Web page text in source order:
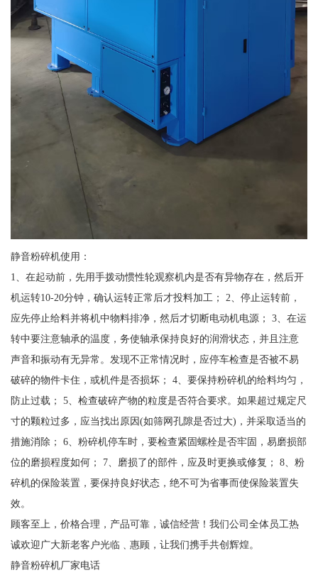
静音粉碎机使用：
1、在起动前，先用手拨动惯性轮观察机内是否有异物存在，然后开
机运转10-20分钟，确认运转正常后才投料加工； 2、停止运转前，
应先停止给料并将机中物料排净，然后才切断电动机电源； 3、在运
转中要注意轴承的温度，务使轴承保持良好的润滑状态，并且注意
声音和振动有无异常。发现不正常情况时，应停车检查是否被不易
破碎的物件卡住，或机件是否损坏； 4、要保持粉碎机的给料均匀，
防止过载； 5、检查破碎产物的粒度是否符合要求。如果超过规定尺
寸的颗粒过多，应当找出原因(如筛网孔隙是否过大)，并采取适当的
措施消除； 6、粉碎机停车时，要检查紧固螺栓是否牢固，易磨损部
位的磨损程度如何； 7、磨损了的部件，应及时更换或修复； 8、粉
碎机的保险装置，要保持良好状态，绝不可为省事而使保险装置失
效。
顾客至上，价格合理，产品可靠，诚信经营！我们公司全体员工热
诚欢迎广大新老客户光临﹑惠顾，让我们携手共创辉煌。
静音粉碎机厂家电话